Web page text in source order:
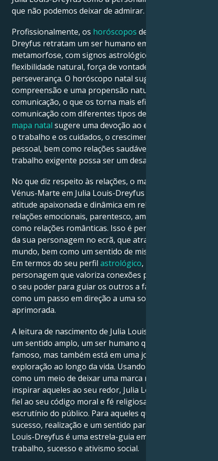
que não podemos deixar de admirar.
Profissionalmente, os horóscopos de Julia Louis-
Dreyfus retratam um ser humano em constante
metamorfose, com signos astrológicos que refletem
flexibilidade natural, força de vontade, criatividade e
perseverança. O horóscopo natal sugere abertura,
compreensão e uma propensão natural para a
comunicação, o que os torna mais eficazes na
comunicação com diferentes tipos de pessoas. O
mapa natal sugere uma devoção ao equilíbrio entre
o trabalho e os cuidados, o crescimento a nível
pessoal, bem como relações saudáveis, embora um
trabalho exigente possa ser um desafio.
No que diz respeito às relações, o mapa natal de
Vénus-Marte em Julia Louis-Dreyfus reflete uma
atitude apaixonada e dinâmica em relação às
relações emocionais, parentesco, amizade, bem
como relações românticas. Isso é perfeito em termos
da sua personagem no ecrã, que atrai fãs de todo o
mundo, bem como um sentido de mistério e atração.
Em termos do seu perfil astrológico, uma
personagem que valoriza conexões profundas utiliza
o seu poder para guiar os outros a fazer o mesmo,
como um passo em direção a uma sociedade mais
aprimorada.
A leitura de nascimento de Julia Louis-Dreyfus é, em
um sentido amplo, um ser humano que não é apenas
famoso, mas também está em uma jornada de
exploração ao longo da vida. Usando cada situação
como um meio de deixar uma marca no mundo e
inspirar aqueles ao seu redor, Julia Louis-Dreyfus é
fiel ao seu código moral e fé religiosa, apesar do
escrutínio do público. Para aqueles que buscam
sucesso, realização e um sentido para a vida, Julia
Louis-Dreyfus é uma estrela-guia em termos de
trabalho, sucesso e ativismo social.